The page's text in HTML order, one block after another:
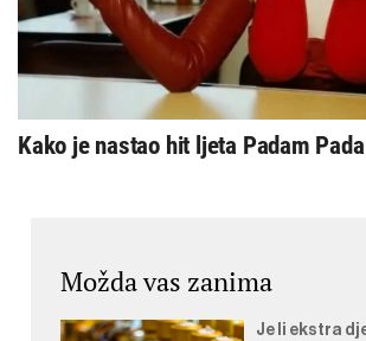
Kako je nastao hit ljeta Padam
Možda vas zanima
Je li ekstra